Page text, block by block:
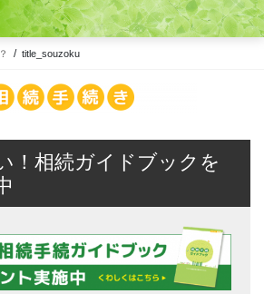
title_souzoku
！相続ガイドブックを